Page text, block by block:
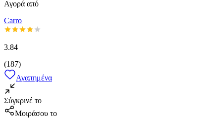
Αγορά από
Carro
3.84
(187)
Αγαπημένα
Σύγκρινέ το
Μοιράσου το